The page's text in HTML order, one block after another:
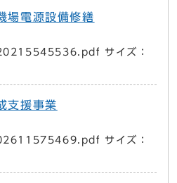
場電源設備修繕
サイズ：
支援事業
サイズ：